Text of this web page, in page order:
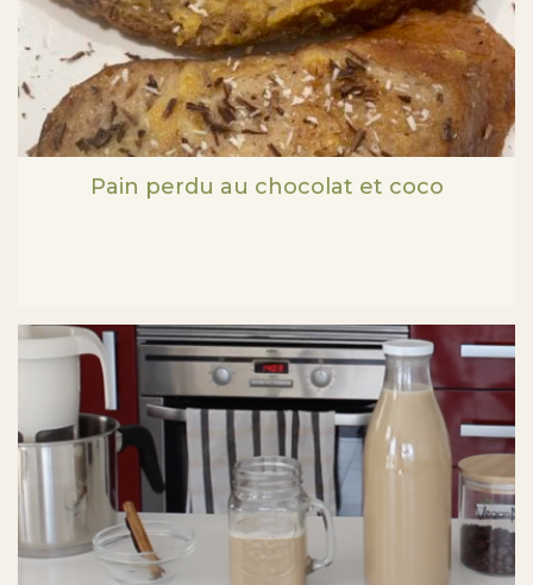
Pain perdu au chocolat et coco